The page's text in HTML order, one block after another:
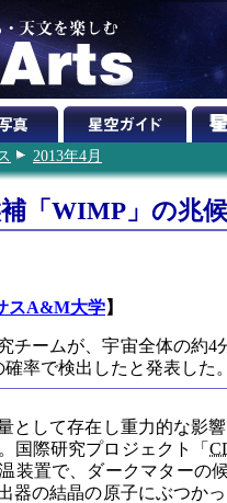
2013年4月
「WIMP」の兆
スA&M大学】
チームが、宇宙全体の約
率で検出したと発表した。
として存在し重力的な影
国際研究プロジェクト「
装置で、ダークマターの
器の結晶の原子にぶつか